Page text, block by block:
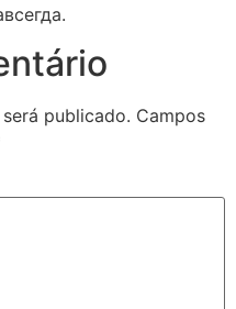
publicado. Campos